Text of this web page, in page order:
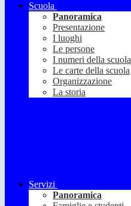
Scuola
Panoramica
Presentazione
I luoghi
Le persone
I numeri della scuola
Le carte della scuola
Organizzazione
La storia
Servizi
Panoramica